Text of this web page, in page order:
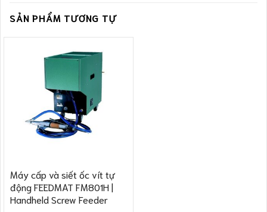
SẢN PHẨM TƯƠNG TỰ
Máy cấp và siết ốc vít tự
động FEEDMAT FM801H |
Handheld Screw Feeder